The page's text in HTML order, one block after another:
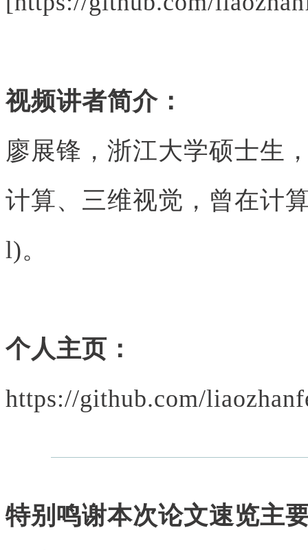
视频讲者简介：
廖展锋，浙江大学硕士生
计算、三维视觉，曾在计
l)。
个人主页：
https://github.com/
特别鸣谢本次论文速览主